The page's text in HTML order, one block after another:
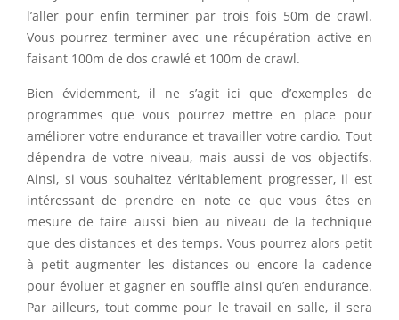
l’aller pour enfin terminer par trois fois 50m de crawl.
Vous pourrez terminer avec une récupération active en
faisant 100m de dos crawlé et 100m de crawl.
Bien évidemment, il ne s’agit ici que d’exemples de
programmes que vous pourrez mettre en place pour
améliorer votre endurance et travailler votre cardio. Tout
dépendra de votre niveau, mais aussi de vos objectifs.
Ainsi, si vous souhaitez véritablement progresser, il est
intéressant de prendre en note ce que vous êtes en
mesure de faire aussi bien au niveau de la technique
que des distances et des temps. Vous pourrez alors petit
à petit augmenter les distances ou encore la cadence
pour évoluer et gagner en souffle ainsi qu’en endurance.
Par ailleurs, tout comme pour le travail en salle, il sera